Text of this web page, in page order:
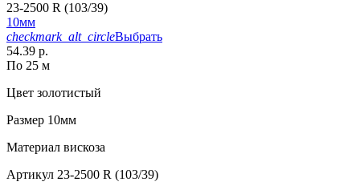
23-2500 R (103/39)
10мм
checkmark_alt_circleВыбрать
54.39 р.
По 25 м
Цвет золотистый
Размер 10мм
Материал вискоза
Артикул 23-2500 R (103/39)